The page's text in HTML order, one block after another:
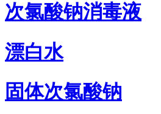
次氯酸钠消毒液
漂白水
固体次氯酸钠